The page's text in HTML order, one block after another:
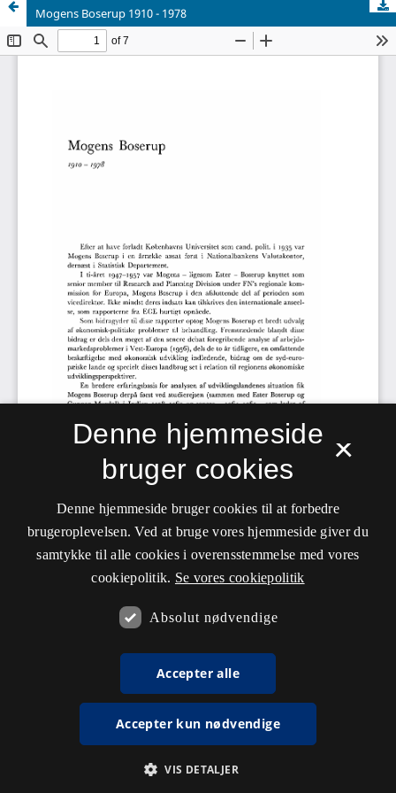
Mogens Boserup 1910 - 1978
×
Denne hjemmeside
bruger cookies
Denne hjemmeside bruger cookies til at forbedre
brugeroplevelsen. Ved at bruge vores hjemmeside giver du
samtykke til alle cookies i overensstemmelse med vores
cookiepolitik. Se vores cookiepolitik
Absolut nødvendige
Accepter alle
Accepter kun nødvendige
VIS DETALJER